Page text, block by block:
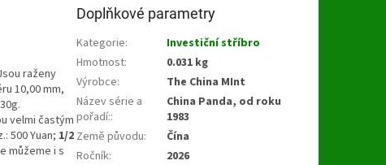
raženy
10,00 mm,
velmi častým
500 Yuan; 1/2
můžeme i s
Doplňkové parametry
Kategorie:
Investiční stříbro
Hmotnost:
0.031 kg
Výrobce:
The China MInt
Název série a
pořadí::
China Panda, od roku
1983
Země původu:
Čína
Ročník:
2026